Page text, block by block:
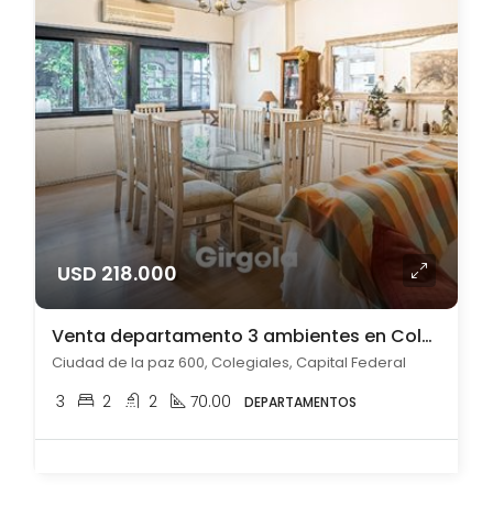
USD 218.000
Venta departamento 3 ambientes en Colegiales con patio
Ciudad de la paz 600, Colegiales, Capital Federal
3 2 2 70.00 DEPARTAMENTOS